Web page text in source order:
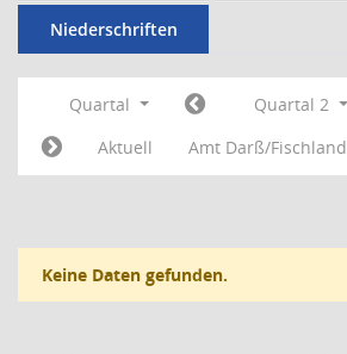
Niederschriften
Quartal Quartal 2
Aktuell
Amt Darß/Fischland
Keine Daten gefunden.